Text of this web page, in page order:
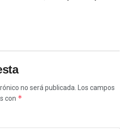
no será publicada.
Los campos
con *